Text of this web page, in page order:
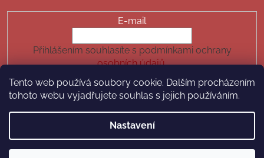
Tento web používá soubory cookie. Dalším procházením
tohoto webu vyjadřujete souhlas s jejich používáním.
Nastavení
E-mail
Přihlášením souhlasíte s podmínkami ochrany
osobních údajů.
PŘIHLÁSIT SE